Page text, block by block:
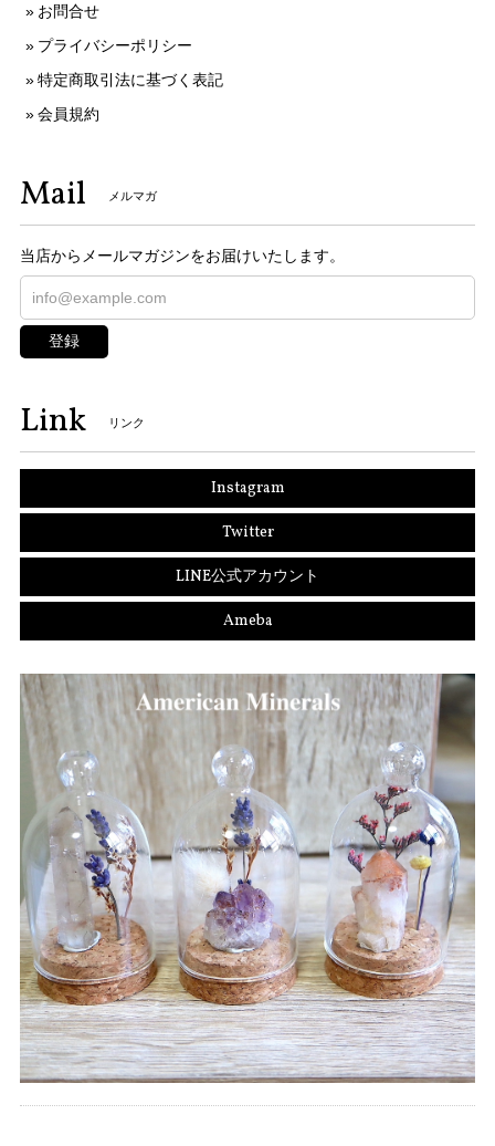
お問合せ
プライバシーポリシー
特定商取引法に基づく表記
会員規約
Mail メルマガ
当店からメールマガジンをお届けいたします。
登録
Link リンク
Instagram
Twitter
LINE公式アカウント
Ameba